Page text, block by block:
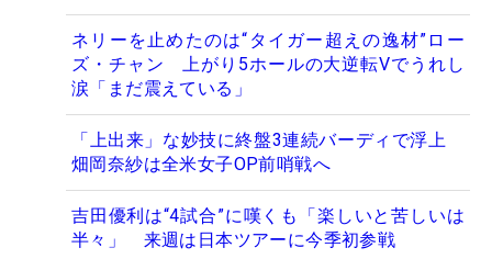
ネリーを止めたのは“タイガー超えの逸材”ロー
ズ・チャン 上がり5ホールの大逆転Vでうれし
涙「まだ震えている」
「上出来」な妙技に終盤3連続バーディで浮上
畑岡奈紗は全米女子OP前哨戦へ
吉田優利は“4試合”に嘆くも「楽しいと苦しいは
半々」 来週は日本ツアーに今季初参戦